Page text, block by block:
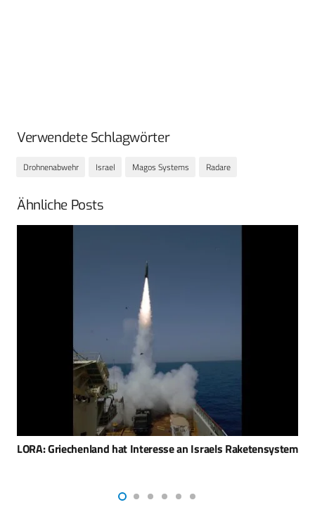
Verwendete Schlagwörter
Drohnenabwehr Israel Magos Systems Radare
Ähnliche Posts
Airobotics – Autonome Drohnensysteme Optimus und Iron